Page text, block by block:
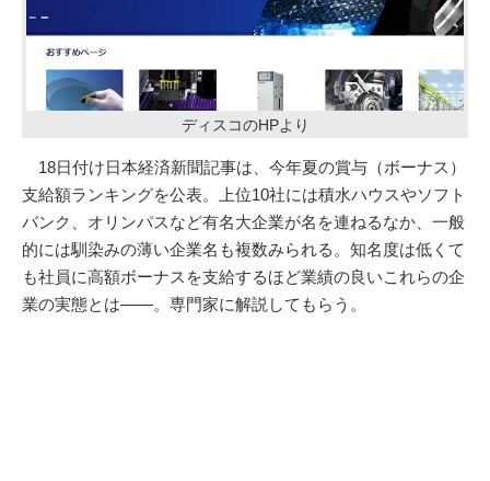
ディスコのHPより
18日付け日本経済新聞記事は、今年夏の賞与（ボーナス）
支給額ランキングを公表。上位10社には積水ハウスやソフト
バンク、オリンパスなど有名大企業が名を連ねるなか、一般
的には馴染みの薄い企業名も複数みられる。知名度は低くて
も社員に高額ボーナスを支給するほど業績の良いこれらの企
業の実態とは――。専門家に解説してもらう。